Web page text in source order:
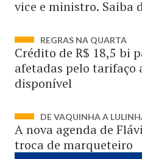
vice e ministro. Saiba
REGRAS NA QUARTA
Crédito de R$ 18,5 bi
afetadas pelo tarifaço
disponível
DE VAQUINHA A
A nova agenda de
troca de marqueteiro